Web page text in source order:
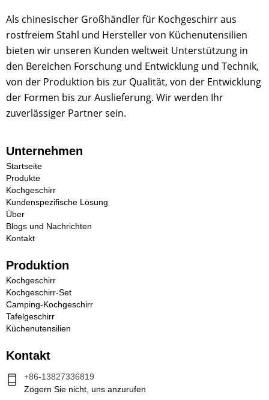
Als chinesischer Großhändler für Kochgeschirr aus
rostfreiem Stahl und Hersteller von Küchenutensilien
bieten wir unseren Kunden weltweit Unterstützung in
den Bereichen Forschung und Entwicklung und Technik,
von der Produktion bis zur Qualität, von der Entwicklung
der Formen bis zur Auslieferung. Wir werden Ihr
zuverlässiger Partner sein.
Unternehmen
Startseite
Produkte
Kochgeschirr
Kundenspezifische Lösung
Über
Blogs und Nachrichten
Kontakt
Produktion
Kochgeschirr
Kochgeschirr-Set
Camping-Kochgeschirr
Tafelgeschirr
Küchenutensilien
Kontakt
+86-13827336819
Zögern Sie nicht, uns anzurufen